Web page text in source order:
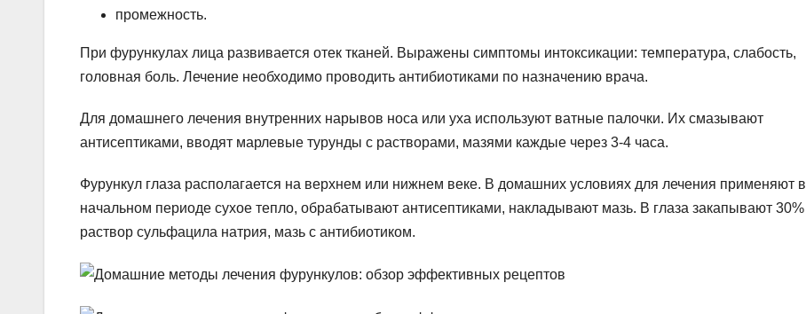
промежность.
При фурункулах лица развивается отек тканей. Выражены симптомы интоксикации: температура, слабость,
головная боль. Лечение необходимо проводить антибиотиками по назначению врача.
Для домашнего лечения внутренних нарывов носа или уха используют ватные палочки. Их смазывают
антисептиками, вводят марлевые турунды с растворами, мазями каждые через 3-4 часа.
Фурункул глаза располагается на верхнем или нижнем веке. В домашних условиях для лечения применяют в
начальном периоде сухое тепло, обрабатывают антисептиками, накладывают мазь. В глаза закапывают 30%
раствор сульфацила натрия, мазь с антибиотиком.